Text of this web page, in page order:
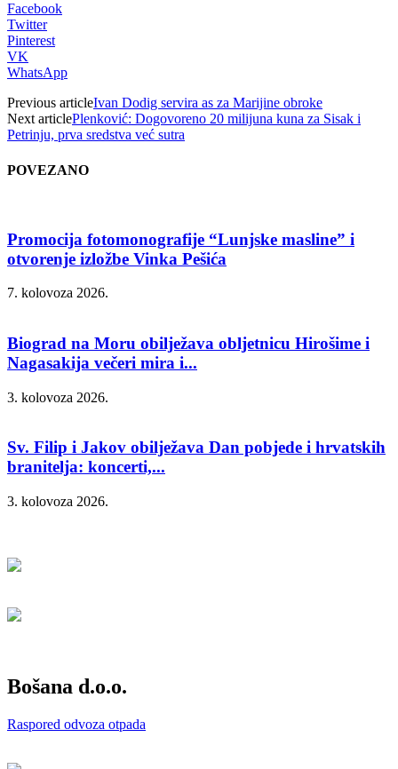
Facebook
Twitter
Pinterest
VK
WhatsApp
Previous articleIvan Dodig servira as za Marijine obroke
Next articlePlenković: Dogovoreno 20 milijuna kuna za Sisak i
Petrinju, prva sredstva već sutra
POVEZANO
Promocija fotomonografije “Lunjske masline” i
otvorenje izložbe Vinka Pešića
7. kolovoza 2026.
Biograd na Moru obilježava obljetnicu Hirošime i
Nagasakija večeri mira i...
3. kolovoza 2026.
Sv. Filip i Jakov obilježava Dan pobjede i hrvatskih
branitelja: koncerti,...
3. kolovoza 2026.
Bošana d.o.o.
Raspored odvoza otpada